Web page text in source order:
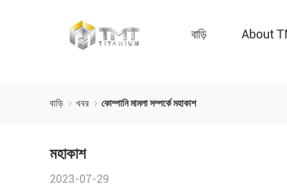
বাড়ি About
বাড়ি খবর কোম্পানি মামলা সম্পর্কে মহাকাশ
মহাকাশ
2023-07-29